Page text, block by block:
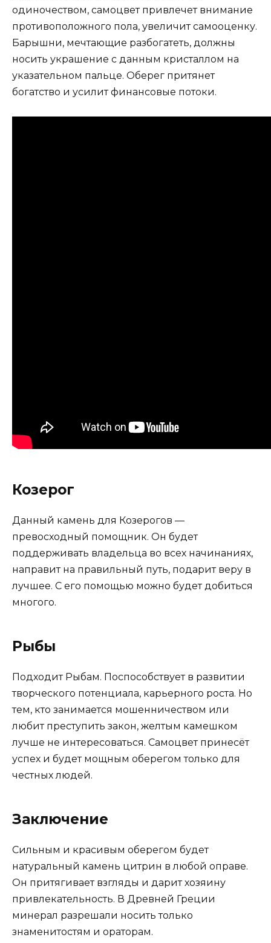
одиночеством, самоцвет привлечет внимание
противоположного пола, увеличит самооценку.
Барышни, мечтающие разбогатеть, должны
носить украшение с данным кристаллом на
указательном пальце. Оберег притянет
богатство и усилит финансовые потоки.
Козерог
Данный камень для Козерогов —
превосходный помощник. Он будет
поддерживать владельца во всех начинаниях,
направит на правильный путь, подарит веру в
лучшее. С его помощью можно будет добиться
многого.
Рыбы
Подходит Рыбам. Поспособствует в развитии
творческого потенциала, карьерного роста. Но
тем, кто занимается мошенничеством или
любит преступить закон, желтым камешком
лучше не интересоваться. Самоцвет принесёт
успех и будет мощным оберегом только для
честных людей.
Заключение
Сильным и красивым оберегом будет
натуральный камень цитрин в любой оправе.
Он притягивает взгляды и дарит хозяину
привлекательность. В Древней Греции
минерал разрешали носить только
знаменитостям и ораторам.